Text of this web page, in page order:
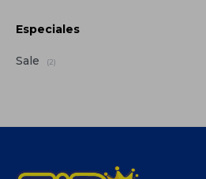
Especiales
Sale (2)